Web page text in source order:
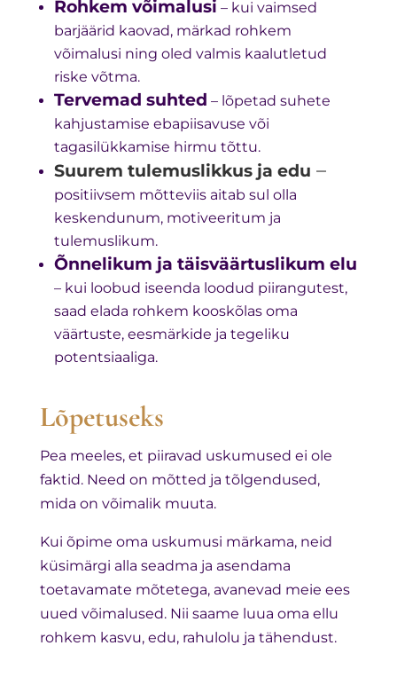
Rohkem võimalusi – kui vaimsed
barjäärid kaovad, märkad rohkem
võimalusi ning oled valmis kaalutletud
riske võtma.
Tervemad suhted – lõpetad suhete
kahjustamise ebapiisavuse või
tagasilükkamise hirmu tõttu.
Suurem tulemuslikkus ja edu –
positiivsem mõtteviis aitab sul olla
keskendunum, motiveeritum ja
tulemuslikum.
Õnnelikum ja täisväärtuslikum elu
– kui loobud iseenda loodud piirangutest,
saad elada rohkem kooskõlas oma
väärtuste, eesmärkide ja tegeliku
potentsiaaliga.
Lõpetuseks
Pea meeles, et piiravad uskumused ei ole
faktid. Need on mõtted ja tõlgendused,
mida on võimalik muuta.
Kui õpime oma uskumusi märkama, neid
küsimärgi alla seadma ja asendama
toetavamate mõtetega, avanevad meie ees
uued võimalused. Nii saame luua oma ellu
rohkem kasvu, edu, rahulolu ja tähendust.